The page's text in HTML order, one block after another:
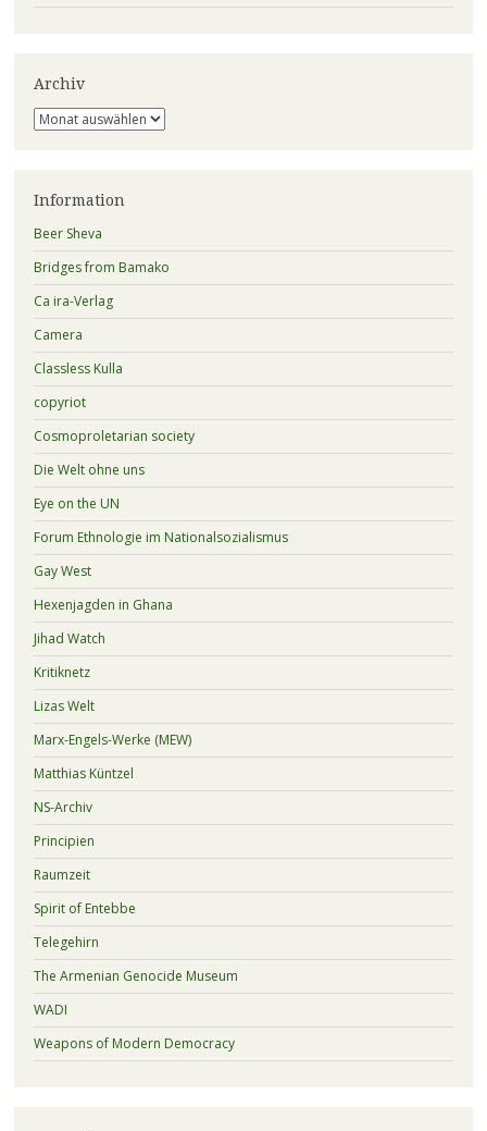
Archiv
Archiv
Information
Beer Sheva
Bridges from Bamako
Ca ira-Verlag
Camera
Classless Kulla
copyriot
Cosmoproletarian society
Die Welt ohne uns
Eye on the UN
Forum Ethnologie im Nationalsozialismus
Gay West
Hexenjagden in Ghana
Jihad Watch
Kritiknetz
Lizas Welt
Marx-Engels-Werke (MEW)
Matthias Küntzel
NS-Archiv
Principien
Raumzeit
Spirit of Entebbe
Telegehirn
The Armenian Genocide Museum
WADI
Weapons of Modern Democracy